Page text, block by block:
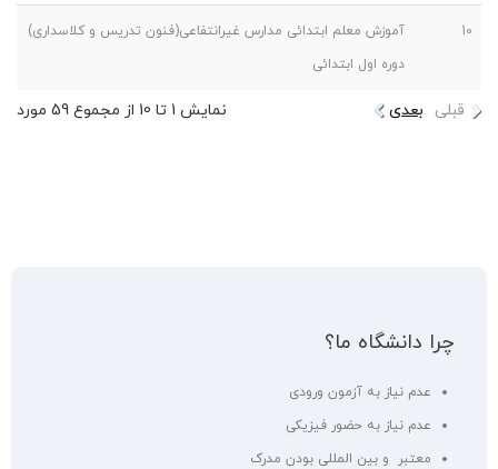
10
آموزش معلم ابتدائی مدارس غیرانتفاعی(فنون تدریس و کلاسداری)
دوره اول ابتدائی
نمایش 1 تا 10 از مجموع 59 مورد قبلی بعدی
چرا دانشگاه ما؟
عدم نیاز به آزمون ورودی
عدم نیاز به حضور فیزیکی
معتبر و بین المللی بودن مدرک